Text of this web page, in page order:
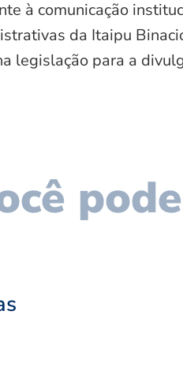
à comunicação
da Itaipu
legislação para a